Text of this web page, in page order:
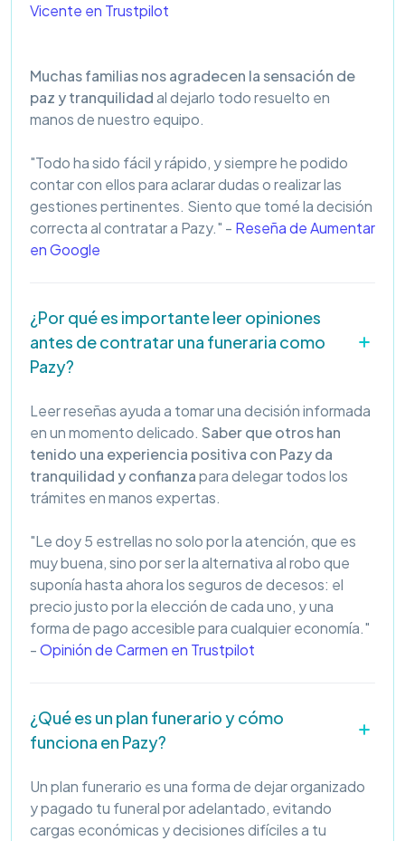
Vicente en Trustpilot
Muchas familias nos agradecen la sensación de
paz y tranquilidadal dejarlo todo resuelto en
manos de nuestro equipo.
"Todo ha sido fácil y rápido, y siempre he podido
contar con ellos para aclarar dudas o realizar las
gestiones pertinentes. Siento que tomé la decisión
correcta al contratar a Pazy." - Reseña de Aumentar
en Google
¿Por qué es importante leer opiniones
antes de contratar una funeraria como
Pazy?
Leer reseñas ayuda a tomar una decisión informada
en un momento delicado. Saber que otros han
tenido una experiencia positiva con Pazy da
tranquilidad y confianzapara delegar todos los
trámites en manos expertas.
"Le doy 5 estrellas no solo por la atención, que es
muy buena, sino por ser la alternativa al robo que
suponía hasta ahora los seguros de decesos: el
precio justo por la elección de cada uno, y una
forma de pago accesible para cualquier economía."
-Opinión de Carmen en Trustpilot
¿Qué es un plan funerario y cómo
funciona en Pazy?
Un plan funerario es una forma de dejar organizado
y pagado tu funeral por adelantado, evitando
cargas económicas y decisiones difíciles a tu